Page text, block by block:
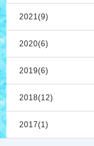
2021(9)
2020(6)
2019(6)
2018(12)
2017(1)